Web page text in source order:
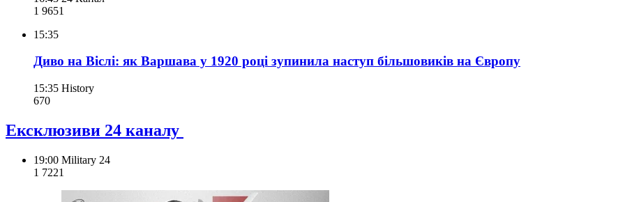
1 9651
15:35
Диво на Віслі: як Варшава у 1920 році зупинила наступ більшовиків на Європу
15:35 History
670
Ексклюзиви 24 каналу
19:00 Military 24
1 7221